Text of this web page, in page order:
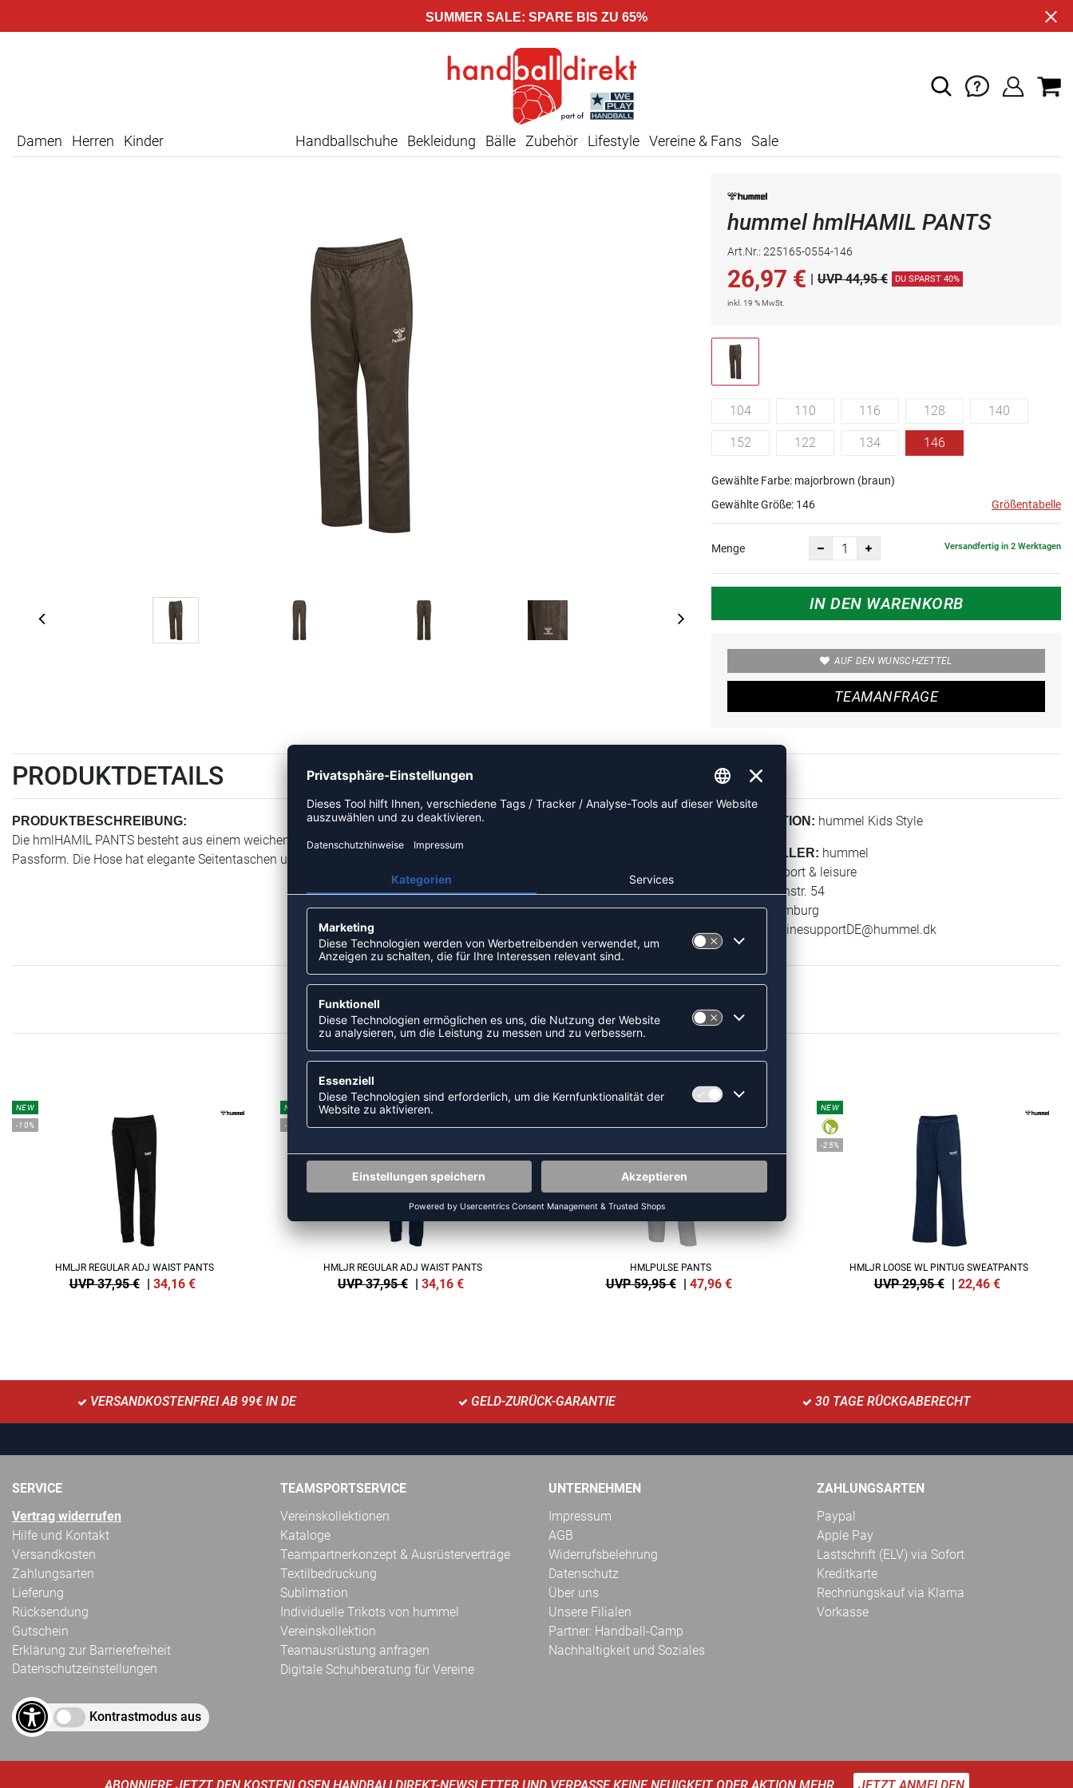
SUMMER SALE: SPARE BIS ZU 65%
Damen Herren Kinder Handballschuhe Bekleidung Bälle Zubehör Lifestyle Vereine & Fans Sale
hummel hmlHAMIL PANTS
Art.Nr.: 225165-0554-146
26,97 € | UVP 44,95 € DU SPARST 40%
inkl. 19 % MwSt.
104 110 116 128 140
152 122 134 146
Gewählte Farbe: majorbrown (braun)
Gewählte Größe: 146 Größentabelle
Menge Versandfertig in 2 Werktagen
IN DEN WARENKORB
AUF DEN WUNSCHZETTEL
TEAMANFRAGE
PRODUKTDETAILS
PRODUKTBESCHREIBUNG:
Die hmlHAMIL PANTS besteht aus einem weichen, bequemen Webstoff. Der verstellbare Bund ermöglicht eine bequeme
Passform. Die Hose hat elegante Seitentaschen und ein aufgesticktes Logo am Bein rundet den Look ab.
KOLLEKTION: hummel Kids Style
HERSTELLER: hummel
hummel sport & leisure
Leverkusenstr. 54
22761 Hamburg
onlinesupportDE@hummel.dk
ZULETZT ANGESEHEN
MEHR AUS DER KATEGORIE HOSEN
NEW
-10%
HMLJR REGULAR ADJ WAIST PANTS
UVP 37,95 € | 34,16 €
NEW
-10%
HMLJR REGULAR ADJ WAIST PANTS
UVP 37,95 € | 34,16 €
HMLPULSE PANTS
UVP 59,95 € | 47,96 €
NEW
-25%
HMLJR LOOSE WL PINTUG SWEATPANTS
UVP 29,95 € | 22,46 €
VERSANDKOSTENFREI AB 99€ IN DE GELD-ZURÜCK-GARANTIE 30 TAGE RÜCKGABERECHT
SERVICE
Vertrag widerrufen
Hilfe und Kontakt
Versandkosten
Zahlungsarten
Lieferung
Rücksendung
Gutschein
Erklärung zur Barrierefreiheit
Datenschutzeinstellungen
Kontrastmodus aus
TEAMSPORTSERVICE
Vereinskollektionen
Kataloge
Teampartnerkonzept & Ausrüsterverträge
Textilbedruckung
Sublimation
Individuelle Trikots von hummel
Vereinskollektion
Teamausrüstung anfragen
Digitale Schuhberatung für Vereine
UNTERNEHMEN
Impressum
AGB
Widerrufsbelehrung
Datenschutz
Über uns
Unsere Filialen
Partner: Handball-Camp
Nachhaltigkeit und Soziales
ZAHLUNGSARTEN
Paypal
Apple Pay
Lastschrift (ELV) via Sofort
Kreditkarte
Rechnungskauf via Klarna
Vorkasse